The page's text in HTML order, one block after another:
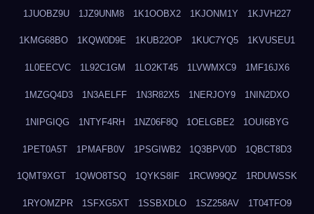
1JUOBZ9U 1JZ9UNM8 1K1OOBX2 1KJONM1Y 1KJVH227
1KMG68BO 1KQW0D9E 1KUB22OP 1KUC7YQ5 1KVUSEU1
1L0EECVC 1L92C1GM 1LO2KT45 1LVWMXC9 1MF16JX6
1MZGQ4D3 1N3AELFF 1N3R82X5 1NERJOY9 1NIN2DXO
1NIPGIQG 1NTYF4RH 1NZ06F8Q 1OELGBE2 1OUI6BYG
1PET0A5T 1PMAFB0V 1PSGIWB2 1Q3BPV0D 1QBCT8D3
1QMT9XGT 1QWO8TSQ 1QYKS8IF 1RCW99QZ 1RDUWSSK
1RYOMZPR 1SFXG5XT 1SSBXDLO 1SZ258AV 1T04TFO9